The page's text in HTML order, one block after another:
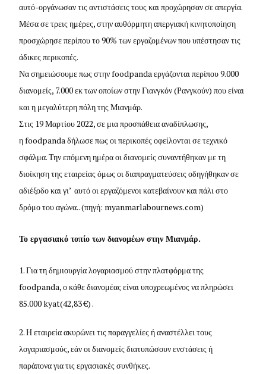
αυτό-οργάνωσαν τις αντιστάσεις τους και προχώρησαν σε απεργία.
Μέσα σε τρεις ημέρες, στην αυθόρμητη απεργιακή κινητοποίηση
προσχώρησε περίπου το 90% των εργαζομένων που υπέστησαν τις
άδικες περικοπές.
Να σημειώσουμε πως στην foodpanda εργάζονται περίπου 9.000
διανομείς, 7.000 εκ των οποίων στην Γιανγκόν (Ρανγκούν) που είναι
και η μεγαλύτερη πόλη της Μιανμάρ.
Στις 19 Μαρτίου 2022, σε μια προσπάθεια αναδίπλωσης,
η foodpanda δήλωσε πως οι περικοπές οφείλονται σε τεχνικό
σφάλμα. Την επόμενη ημέρα οι διανομείς συναντήθηκαν με τη
διοίκηση της εταιρείας όμως οι διαπραγματεύσεις οδηγήθηκαν σε
αδιέξοδο και γι’ αυτό οι εργαζόμενοι κατεβαίνουν και πάλι στο
δρόμο του αγώνα.. (πηγή: myanmarlabournews.com)
Το εργασιακό τοπίο των διανομέων στην Μιανμάρ.
Για τη δημιουργία λογαριασμού στην πλατφόρμα της
foodpanda, ο κάθε διανομέας είναι υποχρεωμένος να πληρώσει
85.000 kyat(42,83 €) .
Η εταιρεία ακυρώνει τις παραγγελίες ή αναστέλλει τους
λογαριασμούς, εάν οι διανομείς διατυπώσουν ενστάσεις ή
παράπονα για τις εργασιακές συνθήκες.